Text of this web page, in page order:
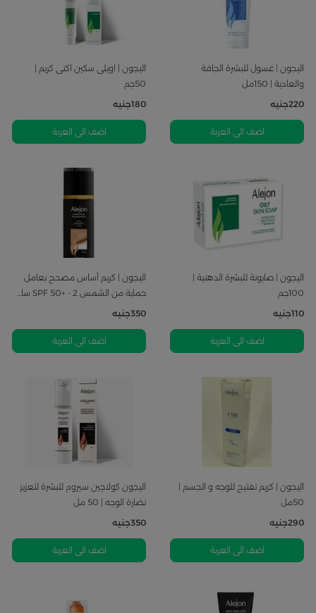
اليجون | غسول للبشرة الجافة
والعادية | 150مل
220جنيه
اضف الى العربة
اليجون | اويلى سكين اكنى كريم |
50جم
180جنيه
اضف الى العربة
اليجون | صابونة للبشرة الدهنية |
100جم
110جنيه
اضف الى العربة
اليجون | كريم أساس مصحح بعامل
حماية من الشمس SPF 50+ - 2 سا...
350جنيه
اضف الى العربة
اليجون | كريم تفتيح للوجه و الجسم |
50مل
290جنيه
اضف الى العربة
اليجون كولاجين سيروم للبشرة لتعزيز
نضارة الوجه | 50 مل
350جنيه
اضف الى العربة